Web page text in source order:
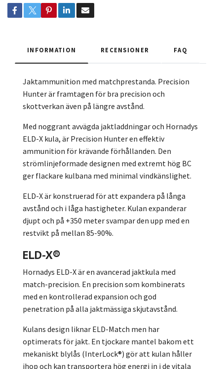
INFORMATION RECENSIONER FAQ
Jaktammunition med matchprestanda. Precision
Hunter är framtagen för bra precision och
skottverkan även på längre avstånd.
Med noggrant avvägda jaktladdningar och Hornadys
ELD-X kula, är Precision Hunter en effektiv
ammunition för krävande förhållanden. Den
strömlinjeformade designen med extremt hög BC
ger flackare kulbana med minimal vindkänslighet.
ELD-X är konstruerad för att expandera på långa
avstånd och i låga hastigheter. Kulan expanderar
djupt och på +350 meter svampar den upp med en
restvikt på mellan 85-90%.
ELD-X®
Hornadys ELD-X är en avancerad jaktkula med
match-precision. En precision som kombinerats
med en kontrollerad expansion och god
penetration på alla jaktmässiga skjutavstånd.
Kulans design liknar ELD-Match men har
optimerats för jakt. En tjockare mantel bakom ett
mekaniskt blylås (InterLock®) gör att kulan håller
ihop och kan transportera hög energi in i de vitala